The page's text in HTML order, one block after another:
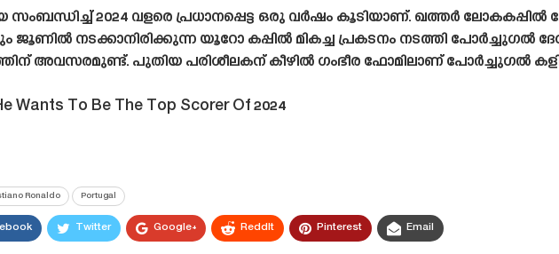
2024 വളരെ പ്രധാനപ്പെട്ട ഒരു വർഷം കൂടിയാണ്. ഖത്തർ ലോകകപ്പിൽ
ജൂണിൽ നടക്കാനിരിക്കുന്ന യൂറോ കപ്പിൽ മികച്ച പ്രകടനം നടത്തി പോർച്ചുഗൽ
അവസരമുണ്ട്. പുതിയ പരിശീലകന് കീഴിൽ ഗംഭീര ഫോമിലാണ് പോർച്ചുഗൽ
Wants To Be The Top Scorer Of 2024
Ronaldo Portugal
Twitter Google+ ReddIt Pinterest Email